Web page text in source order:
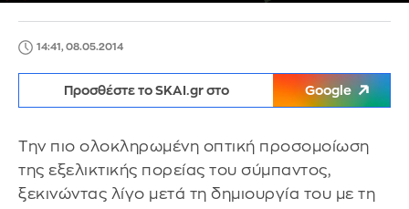
14:41, 08.05.2014
Προσθέστε το SKAI.gr στο Google
Την πιο ολοκληρωμένη οπτική προσομοίωση
της εξελικτικής πορείας του σύμπαντος,
ξεκινώντας λίγο μετά τη δημιουργία του με τη